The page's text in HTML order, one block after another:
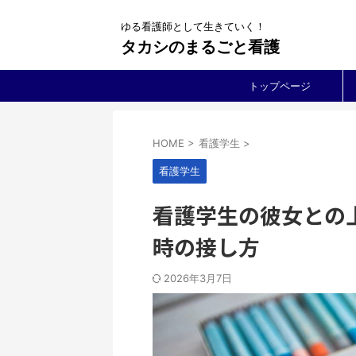
ゆる看護師として生きていく！
タカシのまるごと看護
トップページ
HOME > 看護学生 >
看護学生
看護学生の彼女と
時の接し方
2026年3月7日